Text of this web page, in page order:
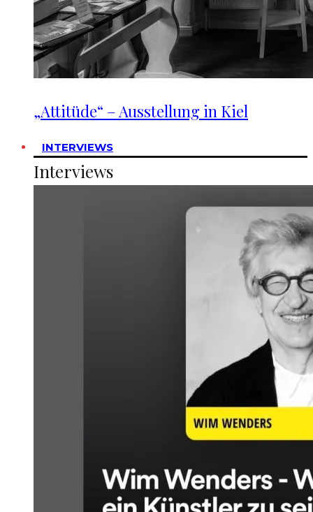
„Attitüde“ – Ausstellung in Kiel
INTERVIEWS
Interviews